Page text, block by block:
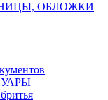
ОБЛОЖКИ